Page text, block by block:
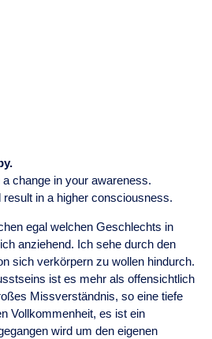
change in your awareness.
in a higher consciousness.
egal welchen Geschlechts in
anziehend. Ich sehe durch den
sich verkörpern zu wollen hindurch.
ist es mehr als offensichtlich
Missverständnis, so eine tiefe
Vollkommenheit, es ist ein
wird um den eigenen